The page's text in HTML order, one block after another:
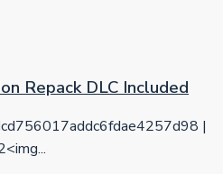
Repack DLC Included
|